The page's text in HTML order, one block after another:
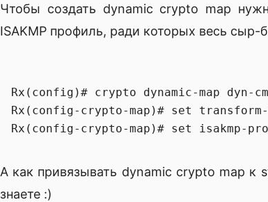
Чтобы создать dynamic crypto map
ISAKMP профиль, ради которых весь сыр-
Rx(config)# crypto dynamic-map dyn-
Rx(config-crypto-map)# set
А как привязывать dynamic crypto map
знаете :)